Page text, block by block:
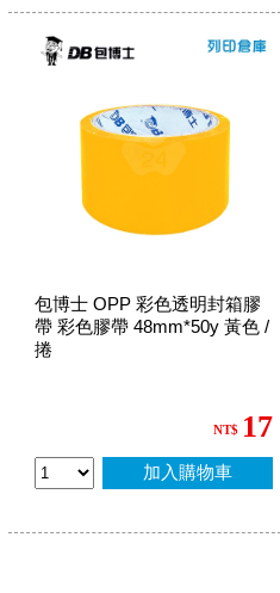
包博士 OPP 彩色透明封箱膠
帶 彩色膠帶 48mm*50y 黃色 /
捲
NT$ 17
加入購物車